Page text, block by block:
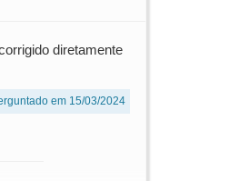
diretamente
em 15/03/2024